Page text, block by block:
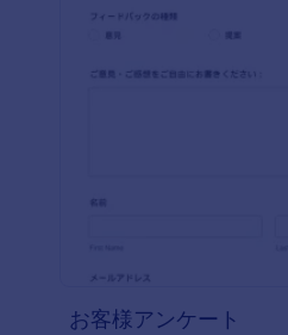
お客様アンケート